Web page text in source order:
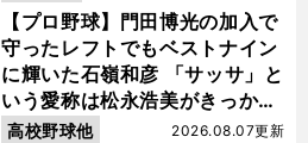
【プロ野球】門田博光の加入で
守ったレフトでもベストナイン
に輝いた石嶺和彦 「サッサ」と
いう愛称は松永浩美がきっか
け？
2026.08.07更新
高校野球他